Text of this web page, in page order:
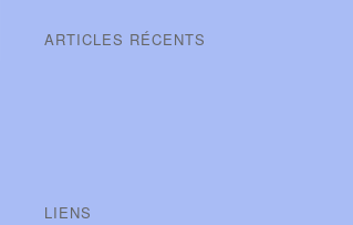
ARTICLES RÉCENTS
LIENS